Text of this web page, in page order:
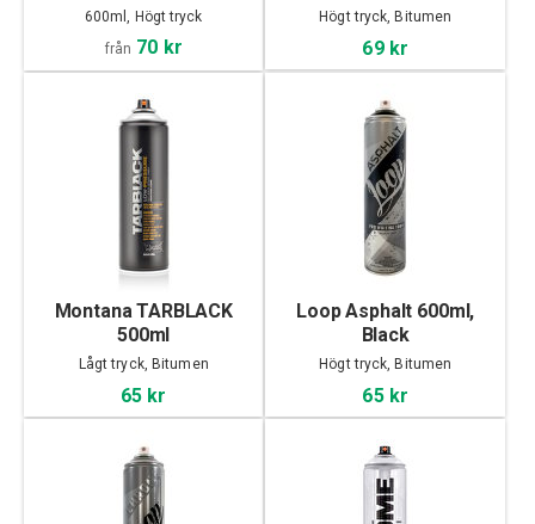
600ml, Högt tryck
från 70 kr
Högt tryck, Bitumen
69 kr
Montana TARBLACK
500ml
Lågt tryck, Bitumen
65 kr
Loop Asphalt 600ml,
Black
Högt tryck, Bitumen
65 kr